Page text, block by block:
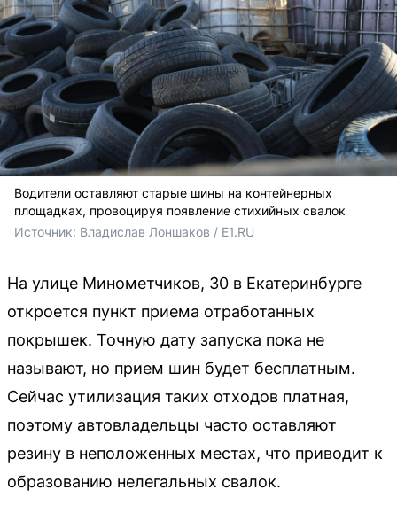
Водители оставляют старые шины на контейнерных
площадках, провоцируя появление стихийных свалок
Источник: Владислав Лоншаков / E1.RU
На улице Минометчиков, 30 в Екатеринбурге
откроется пункт приема отработанных
покрышек. Точную дату запуска пока не
называют, но прием шин будет бесплатным.
Сейчас утилизация таких отходов платная,
поэтому автовладельцы часто оставляют
резину в неположенных местах, что приводит к
образованию нелегальных свалок.